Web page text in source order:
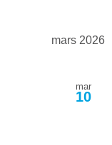
mars 2026
mar
10